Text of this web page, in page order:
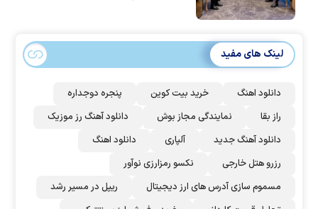
لینک های مفید
دانلود اهنگ خرید بیت کوین
پنجره دوجداره
راز بقا
نمایندگی مجاز بوش
دانلود آهنگ رز‌ موزیک
دانلود آهنگ جدید
آلپاری
دانلود اهنگ
رزرو هتل خارجی
نکسو رمزارزی نوآور
مسموم سازی آدرس های ارز دیجیتال
ریپل در مسیر رشد